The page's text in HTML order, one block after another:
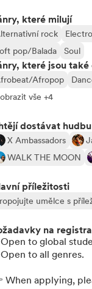
které milují
rock
pop/Balada
Soul
které jsou
Afropop
vše +4
dostávat
X Ambassadors
WALK THE MOON
příležitosti
umělce s
na
Open to global
Open to all genres.
When applying,